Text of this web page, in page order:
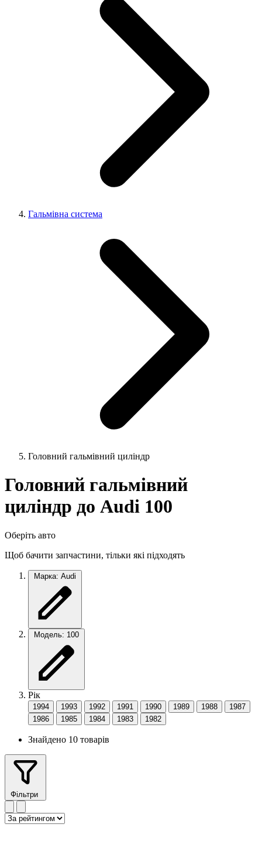
Гальмівна система
Головний гальмівний циліндр
Головний гальмівний
циліндр до Audi 100
Оберіть авто
Щоб бачити запчастини, тільки які підходять
Марка: Audi
Модель: 100
Рік
1994 1993 1992 1991 1990 1989 1988
1987
1986
1985 1984 1983 1982
Знайдено 10 товарів
Фільтри